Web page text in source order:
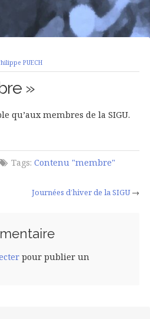
PUECH
»
qu’aux membres de la SIGU.
Tags: Contenu "membre"
Journées d’hiver de la SIGU→
pour publier un